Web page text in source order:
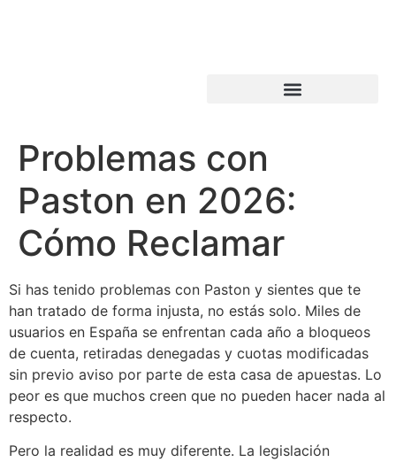
Problemas con
Paston en 2026:
Cómo Reclamar
Si has tenido problemas con Paston y sientes que te
han tratado de forma injusta, no estás solo. Miles de
usuarios en España se enfrentan cada año a bloqueos
de cuenta, retiradas denegadas y cuotas modificadas
sin previo aviso por parte de esta casa de apuestas. Lo
peor es que muchos creen que no pueden hacer nada al
respecto.
Pero la realidad es muy diferente. La legislación